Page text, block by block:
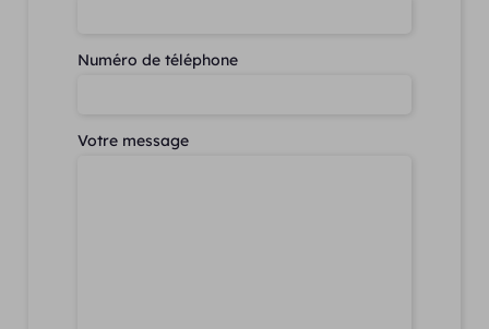
Numéro de téléphone
Votre message